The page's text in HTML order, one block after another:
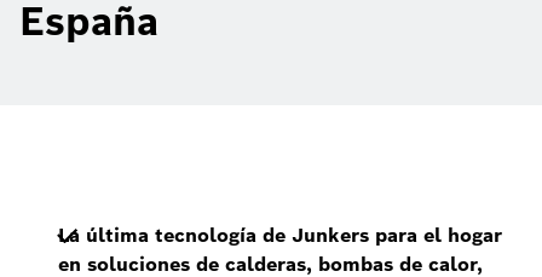
España
La última tecnología de Junkers para el hogar
en soluciones de calderas, bombas de calor,